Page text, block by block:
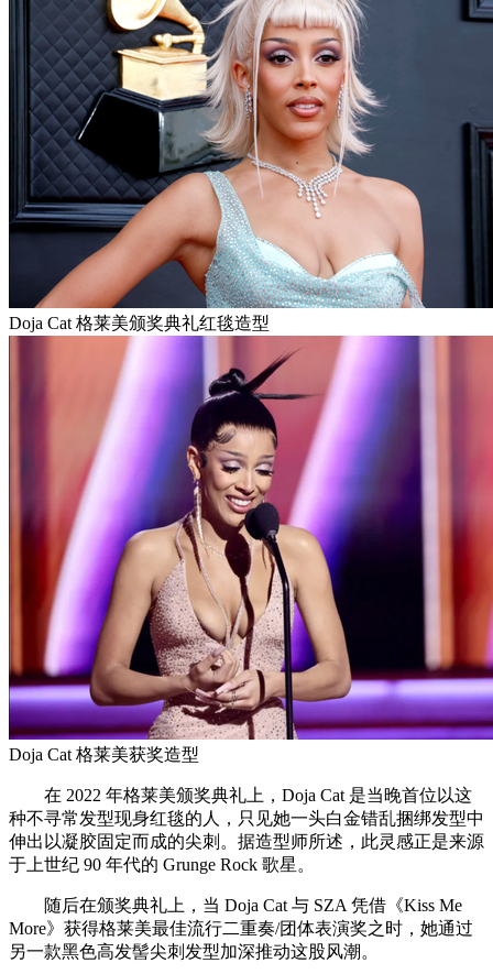
Doja Cat 格莱美颁奖典礼红毯造型
Doja Cat 格莱美获奖造型
在 2022 年格莱美颁奖典礼上，Doja Cat 是当晚首位以这
种不寻常发型现身红毯的人，只见她一头白金错乱捆绑发型中
伸出以凝胶固定而成的尖刺。据造型师所述，此灵感正是来源
于上世纪 90 年代的 Grunge Rock 歌星。
随后在颁奖典礼上，当 Doja Cat 与 SZA 凭借《Kiss Me
More》获得格莱美最佳流行二重奏/团体表演奖之时，她通过
另一款黑色高发髻尖刺发型加深推动这股风潮。